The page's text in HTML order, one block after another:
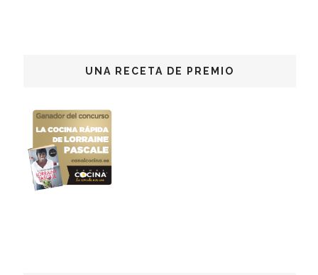
UNA RECETA DE PREMIO